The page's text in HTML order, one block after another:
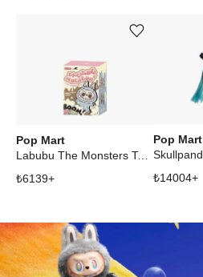
Pop Mart
Labubu The Monsters Tasty Macarons Vinyl Plush Pendant Single Blind Box
₺6139+
Ürünü istek listesine ekle veya listeden çıkar
Pop Mart
₺14004+